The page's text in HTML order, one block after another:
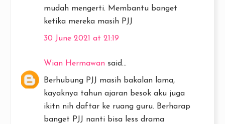
mudah mengerti. Membantu banget
ketika mereka masih PJJ
30 June 2021 at 21:19
Wian Hermawan said...
Berhubung PJJ masih bakalan lama,
kayaknya tahun ajaran besok aku juga
ikitn nih daftar ke ruang guru. Berharap
banget PJJ nanti bisa less drama